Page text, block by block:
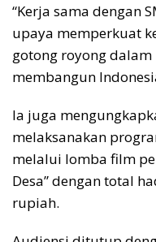
“Kerja sama dengan
upaya memperkuat
gotong royong dalam
membangun
Ia juga
melaksanakan
melalui lomba film
Desa” dengan total
rupiah.